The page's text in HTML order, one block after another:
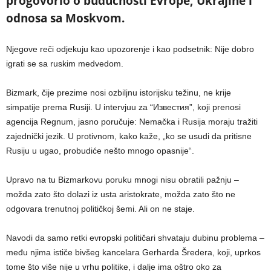
odnosa sa Moskvom.
Njegove reči odjekuju kao upozorenje i kao podsetnik: Nije dobro
igrati se sa ruskim medvedom.
Bizmark, čije prezime nosi ozbiljnu istorijsku težinu, ne krije
simpatije prema Rusiji. U intervjuu za “Известия”, koji prenosi
agencija Regnum, jasno poručuje: Nemačka i Rusija moraju tražiti
zajednički jezik. U protivnom, kako kaže, „ko se usudi da pritisne
Rusiju u ugao, probudiće nešto mnogo opasnije“.
Upravo na tu Bizmarkovu poruku mnogi nisu obratili pažnju –
možda zato što dolazi iz usta aristokrate, možda zato što ne
odgovara trenutnoj političkoj šemi. Ali on ne staje.
Navodi da samo retki evropski političari shvataju dubinu problema –
među njima ističe bivšeg kancelara Gerharda Šredera, koji, uprkos
tome što više nije u vrhu politike, i dalje ima oštro oko za